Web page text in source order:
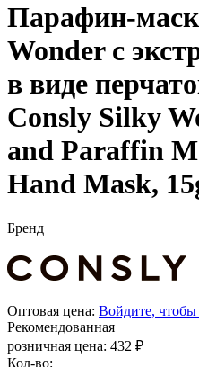
Парафин-
Wonder с
в виде
Consly Silky
and Paraffin
Hand Mask,
Бренд
Оптовая цена: Войдите, чтобы
Рекомендованная
розничная цена: 432 ₽
Кол-во: